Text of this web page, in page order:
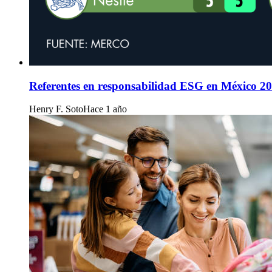
Referentes en responsabilidad ESG en México
Henry F. SotoHace 1 año